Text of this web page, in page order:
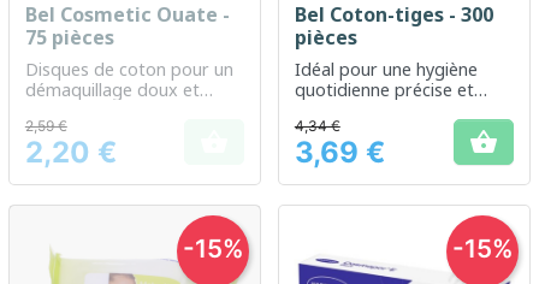
Bel Cosmetic Ouate -
75 pièces
Disques de coton pour un
démaquillage doux et
Prix
2,59 €
2,20 €
Bel Coton-tiges - 300
pièces
Idéal pour une hygiène
quotidienne précise et
Prix
4,34 €
3,69 € 
-15% -15%